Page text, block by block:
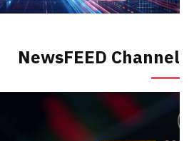
NewsFEED Channel